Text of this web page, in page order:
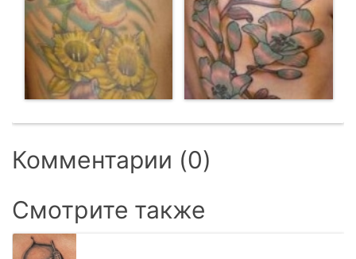
Комментарии (0)
Смотрите также